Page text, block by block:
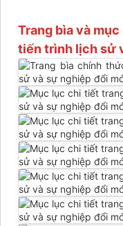
Trang bìa và
tiến trình lịch sử